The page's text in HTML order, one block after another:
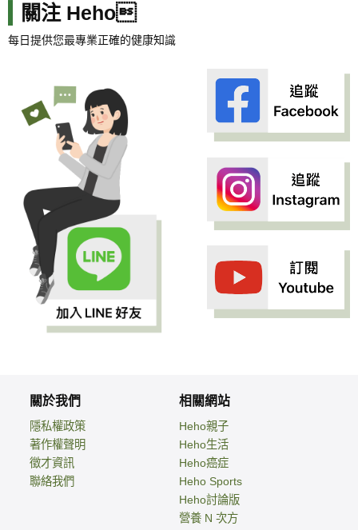
關注 Heho
每日提供您最專業正確的健康知識
關於我們
隱私權政策
著作權聲明
徵才資訊
聯絡我們
相關網站
Heho親子
Heho生活
Heho癌症
Heho Sports
Heho討論版
營養 N 次方